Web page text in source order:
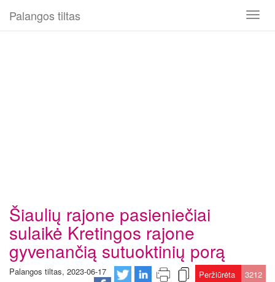
Toggle
Palangos tiltas
Šiaulių rajone pasieniečiai
sulaikė Kretingos rajone
gyvenančią sutuoktinių porą
Palangos tiltas, 2023-06-17 Peržiūrėta 3212